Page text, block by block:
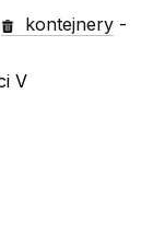
kontejnery -
V